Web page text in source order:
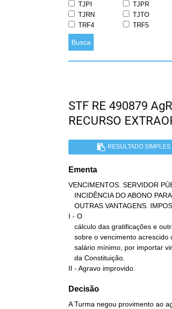
TJPI
TJPR
TJRN
TJTO
TRF4
TRF5
Busca
STF RE 490879
RECURSO
RESULTADO SIMPLES
Ementa
VENCIMENTOS. SERVIDOR
I - O
II - Agravo improvido.
Decisão
A Turma negou provimento ao